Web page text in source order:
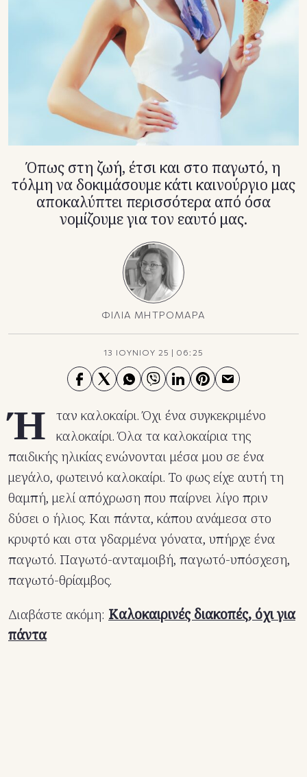
Όπως στη ζωή, έτσι και στο παγωτό, η
τόλμη να δοκιμάσουμε κάτι καινούργιο μας
αποκαλύπτει περισσότερα από όσα
νομίζουμε για τον εαυτό μας.
ΦΙΛΙΑ ΜΗΤΡΟΜΑΡΑ
13 ΙΟΥΝΙΟΥ 25 | 06:25
Ή
ταν καλοκαίρι. Όχι ένα συγκεκριμένο
καλοκαίρι. Όλα τα καλοκαίρια της
παιδικής ηλικίας ενώνονται μέσα μου σε ένα
μεγάλο, φωτεινό καλοκαίρι. Το φως είχε αυτή τη
θαμπή, μελί απόχρωση που παίρνει λίγο πριν
δύσει ο ήλιος. Και πάντα, κάπου ανάμεσα στο
κρυφτό και στα γδαρμένα γόνατα, υπήρχε ένα
παγωτό. Παγωτό-ανταμοιβή, παγωτό-υπόσχεση,
παγωτό-θρίαμβος.
Διαβάστε ακόμη: Καλοκαιρινές διακοπές, όχι για
πάντα